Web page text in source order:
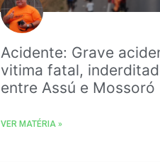
Acidente: Grave
vitima fatal,
entre Assú e Mossoró
VER MATÉRIA »